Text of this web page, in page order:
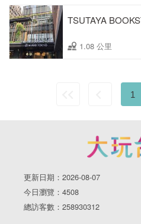
TSUTAYA
1.08 公里
1
更新日期：2026-08-07
今日瀏覽：4508
總訪客數：258930312